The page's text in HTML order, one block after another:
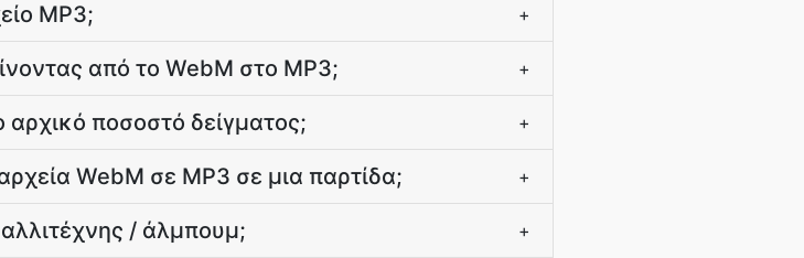
MP3; +
από το WebM στο MP3; +
ποσοστό δείγματος; +
WebM σε MP3 σε μια παρτίδα; +
/ άλμπουμ; +